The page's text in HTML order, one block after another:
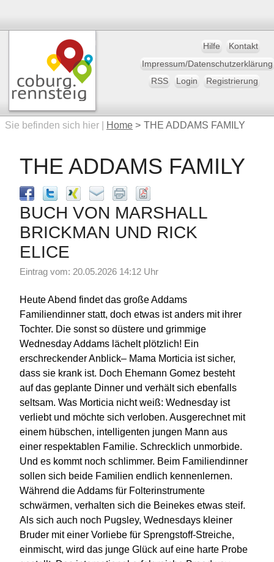
Hilfe
Kontakt
Impressum/Datenschutzerklärung
RSS
Login Registrierung
Sie befinden sich hier | Home > THE ADDAMS FAMILY
THE ADDAMS FAMILY
BUCH VON MARSHALL
BRICKMAN UND RICK
ELICE
Eintrag vom: 20.05.2026 14:12 Uhr
Heute Abend findet das große Addams
Familiendinner statt, doch etwas ist anders mit ihrer
Tochter. Die sonst so düstere und grimmige
Wednesday Addams lächelt plötzlich! Ein
erschreckender Anblick– Mama Morticia ist sicher,
dass sie krank ist. Doch Ehemann Gomez besteht
auf das geplante Dinner und verhält sich ebenfalls
seltsam. Was Morticia nicht weiß: Wednesday ist
verliebt und möchte sich verloben. Ausgerechnet mit
einem hübschen, intelligenten jungen Mann aus
einer respektablen Familie. Schrecklich unmorbide.
Und es kommt noch schlimmer. Beim Familiendinner
sollen sich beide Familien endlich kennenlernen.
Während die Addams für Folterinstrumente
schwärmen, verhalten sich die Beinekes etwas steif.
Als sich auch noch Pugsley, Wednesdays kleiner
Bruder mit einer Vorliebe für Sprengstoff-Streiche,
einmischt, wird das junge Glück auf eine harte Probe